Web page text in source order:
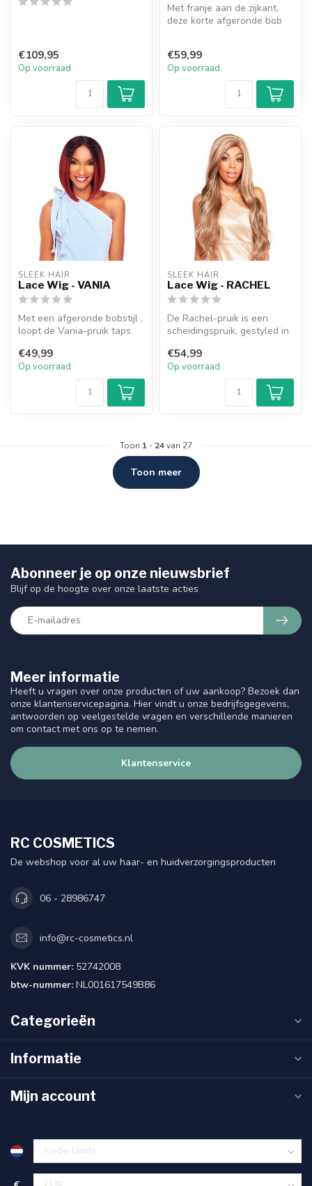
€109,95
Op voorraad
Met franje aan de zijkant,
deze korte afgeronde bob
€59,99
Op voorraad
SLEEK HAIR
Lace Wig - VANIA
Met een afgeronde bobstijl ,
loopt de Vania-pruik taps
€49,99
Op voorraad
SLEEK HAIR
Lace Wig - RACHEL
De Rachel-pruik is een
scheidingspruik, gestyled in
krullen....
€54,99
Op voorraad
Toon 1 - 24van 27
Toon meer
Meer informatie
Heeft u vragen over onze producten of uw aankoop? Bezoek dan
onze klantenservicepagina. Hier vindt u onze bedrijfsgegevens,
antwoorden op veelgestelde vragen en verschillende manieren
om contact met ons op te nemen.
Klantenservice
Abonneer je op onze nieuwsbrief
Blijf op de hoogte over onze laatste acties
RC COSMETICS
De webshop voor al uw haar- en huidverzorgingsproducten
06 - 28986747
info@rc-cosmetics.nl
KVK nummer: 52742008
btw-nummer: NL001617549B86
Categorieën
Informatie
Mijn account